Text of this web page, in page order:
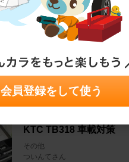
冷房ウェア購入に際して
その他
さまさま＠愛知さん
9
1
KTC TB318 車載対策
その他
ついんてさん
会員登録をして使う